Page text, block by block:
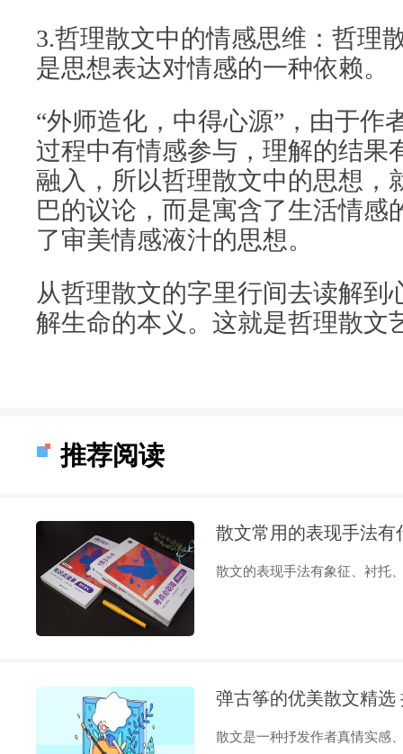
3.哲理散文中的情感思维：哲理
是思想表达对情感的一种依赖。
“外师造化，中得心源”，由于作
过程中有情感参与，理解的结果
融入，所以哲理散文中的思想，
巴的议论，而是寓含了生活情感
了审美情感液汁的思想。
从哲理散文的字里行间去读解到
解生命的本义。这就是哲理散文
推荐阅读
散文常用的表现手法有
散文的表现手法有象征、衬托
弹古筝的优美散文精
散文是一种抒发作者真情实感